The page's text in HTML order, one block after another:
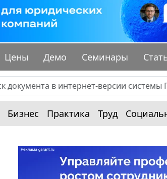
Цены Демо Семинары
Бизнес Практика Труд